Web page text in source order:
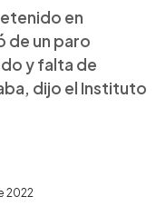
en
de un paro
y falta de
dijo el Instituto
2022